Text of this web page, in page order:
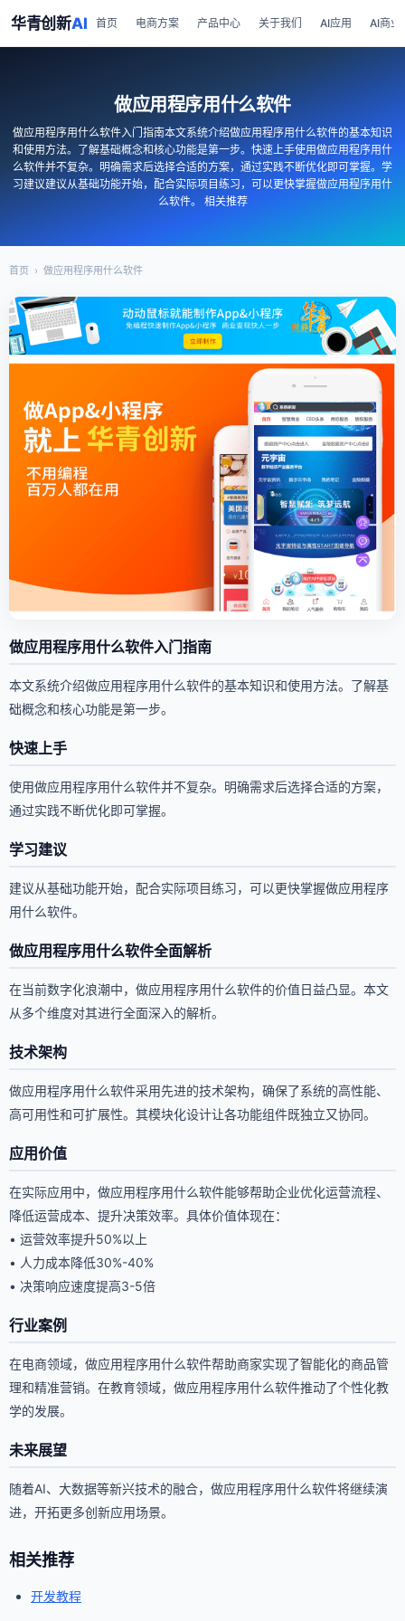
华青创新AI 首页 电商方案 产品中心 关于我们 AI应用 AI商业
做应用程序用什么软件
做应用程序用什么软件入门指南本文系统介绍做应用程序用什么软件的基本知识
和使用方法。了解基础概念和核心功能是第一步。快速上手使用做应用程序用什
么软件并不复杂。明确需求后选择合适的方案，通过实践不断优化即可掌握。学
习建议建议从基础功能开始，配合实际项目练习，可以更快掌握做应用程序用什
么软件。 相关推荐
首页 › 做应用程序用什么软件
做应用程序用什么软件入门指南
本文系统介绍做应用程序用什么软件的基本知识和使用方法。了解基
础概念和核心功能是第一步。
快速上手
使用做应用程序用什么软件并不复杂。明确需求后选择合适的方案，
通过实践不断优化即可掌握。
学习建议
建议从基础功能开始，配合实际项目练习，可以更快掌握做应用程序
用什么软件。
做应用程序用什么软件全面解析
在当前数字化浪潮中，做应用程序用什么软件的价值日益凸显。本文
从多个维度对其进行全面深入的解析。
技术架构
做应用程序用什么软件采用先进的技术架构，确保了系统的高性能、
高可用性和可扩展性。其模块化设计让各功能组件既独立又协同。
应用价值
在实际应用中，做应用程序用什么软件能够帮助企业优化运营流程、
降低运营成本、提升决策效率。具体价值体现在：
• 运营效率提升50%以上
• 人力成本降低30%-40%
• 决策响应速度提高3-5倍
行业案例
在电商领域，做应用程序用什么软件帮助商家实现了智能化的商品管
理和精准营销。在教育领域，做应用程序用什么软件推动了个性化教
学的发展。
未来展望
随着AI、大数据等新兴技术的融合，做应用程序用什么软件将继续演
进，开拓更多创新应用场景。
相关推荐
开发教程